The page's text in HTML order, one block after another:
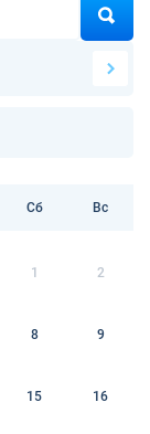
Сб Вс
1 2
8 9
15 16